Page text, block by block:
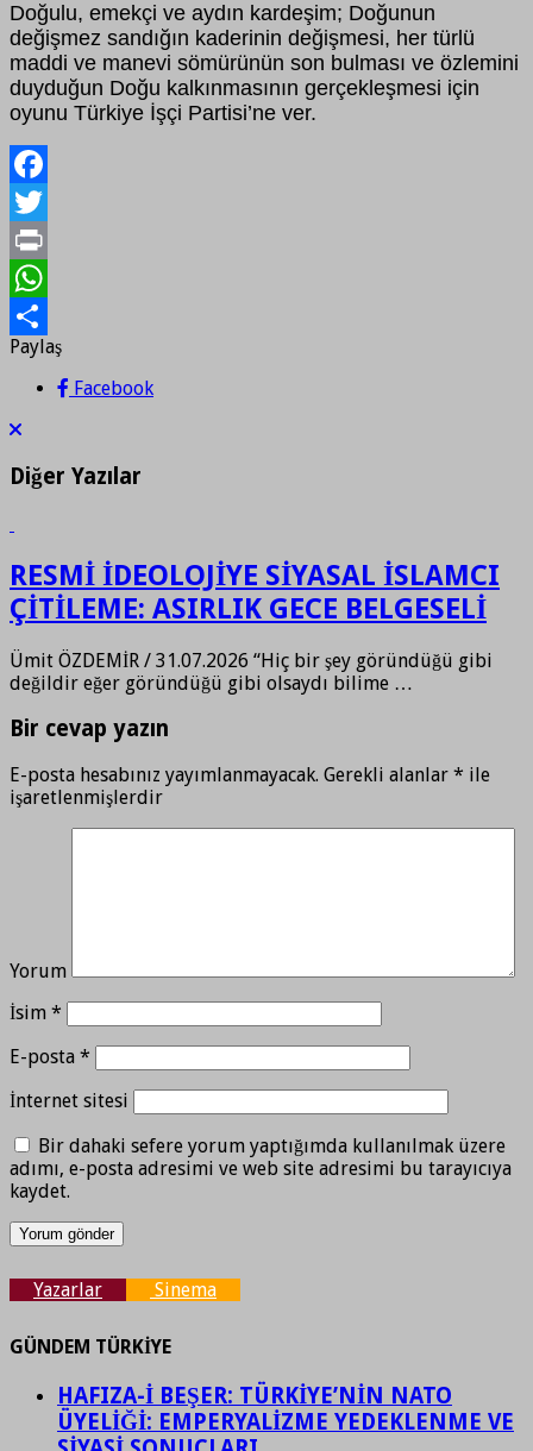
Doğulu, emekçi ve aydın kardeşim; Doğunun
değişmez sandığın kaderinin değişmesi, her türlü
maddi ve manevi sömürünün son bulması ve özlemini
duyduğun Doğu kalkınmasının gerçekleşmesi için
oyunu Türkiye İşçi Partisi’ne ver.
Facebook
Twitter
Print
WhatsApp
Paylaş
Paylaş
Facebook
Diğer Yazılar
RESMİ İDEOLOJİYE SİYASAL İSLAMCI
ÇİTİLEME: ASIRLIK GECE BELGESELİ
Ümit ÖZDEMİR / 31.07.2026 “Hiç bir şey göründüğü gibi
değildir eğer göründüğü gibi olsaydı bilime …
Bir cevap yazın
E-posta hesabınız yayımlanmayacak. Gerekli alanlar * ile
işaretlenmişlerdir
Yorum
İsim *
E-posta *
İnternet sitesi
Bir dahaki sefere yorum yaptığımda kullanılmak üzere
adımı, e-posta adresimi ve web site adresimi bu tarayıcıya
kaydet.
Yazarlar Sinema
GÜNDEM TÜRKİYE
HAFIZA-İ BEŞER: TÜRKİYE’NİN NATO
ÜYELİĞİ: EMPERYALİZME YEDEKLENME VE